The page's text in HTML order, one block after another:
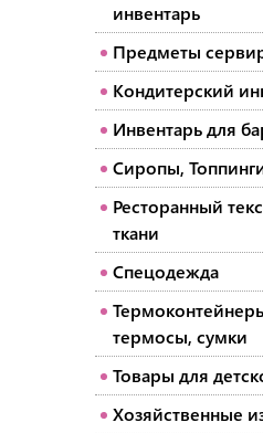
инвентарь
Предметы
Кондитерский
Инвентарь для
Сиропы,
Ресторанный
ткани
Спецодежда
термосы, сумки
Товары для
Хозяйственные